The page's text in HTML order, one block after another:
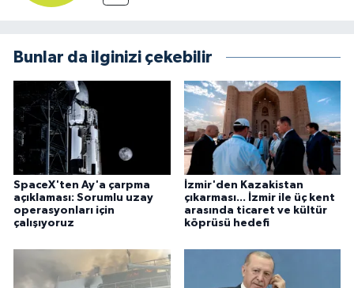
Bunlar da ilginizi çekebilir
SpaceX'ten Ay'a çarpma
açıklaması: Sorumlu uzay
operasyonları için
çalışıyoruz
İzmir'den Kazakistan
çıkarması... İzmir ile üç kent
arasında ticaret ve kültür
köprüsü hedefi